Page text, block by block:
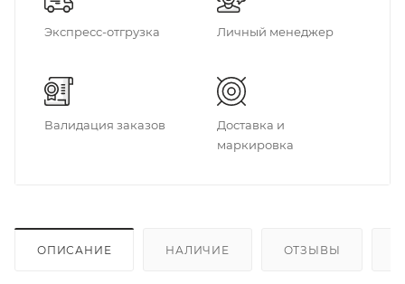
Экспресс-отгрузка Личный менеджер
Валидация заказов
Доставка и
маркировка
ОПИСАНИЕ НАЛИЧИЕ ОТЗЫВЫ